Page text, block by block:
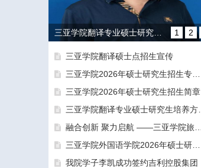
1 2
三亚学院翻译硕士点招生宣传
三亚学院2026年硕士研究生招生专业目录及参考书目
三亚学院2026年硕士研究生招生简章
三亚学院翻译专业硕士研究生培养方向和导师团队介绍
融合创新 聚力启航 ——三亚学院旅游与大健康学院正式揭牌成立
三亚学院外国语学院2026年硕士研究生拟录取名单公示公告（一志愿）
我院学子李凯成功签约吉利控股集团